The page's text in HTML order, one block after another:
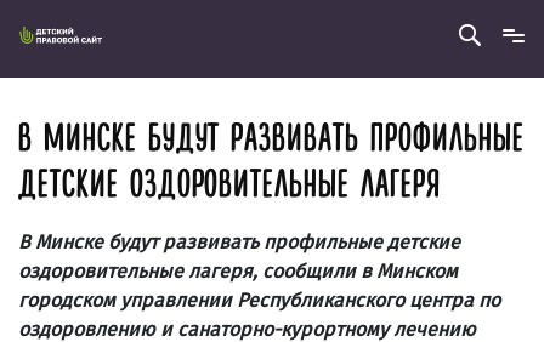
В МИНСКЕ БУДУТ РАЗВИВАТЬ ПРОФИЛЬНЫЕ
ДЕТСКИЕ ОЗДОРОВИТЕЛЬНЫЕ ЛАГЕРЯ
В Минске будут развивать профильные детские
оздоровительные лагеря, сообщили в Минском
городском управлении Республиканского центра по
оздоровлению и санаторно-курортному лечению